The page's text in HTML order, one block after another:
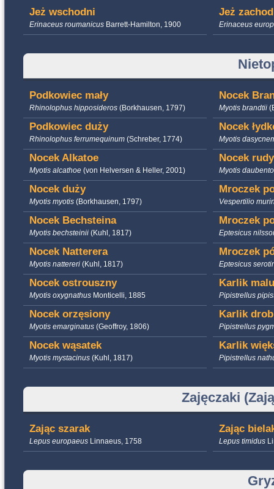
Jeż wschodni
Erinaceus roumanicus Barrett-Hamilton, 1900
Jeż
Erinaceus
Podkowiec mały
Rhinolophus hipposideros (Borkhausen, 1797)
Nocek
Myotis brandtii
Podkowiec duży
Rhinolophus ferrumequinum (Schreber, 1774)
Nocek
Myotis
Nocek Alkatoe
Myotis alcathoe (von Helversen & Heller, 2001)
Nocek rudy
Myotis
Nocek duży
Myotis myotis (Borkhausen, 1797)
Mroczek
Vespertilio
Nocek Bechsteina
Myotis bechsteinii (Kuhl, 1817)
Mroczek
Eptesicus
Nocek Natterera
Myotis nattereri (Kuhl, 1817)
Mroczek
Eptesicus
Nocek ostrouszny
Myotis oxygnathus Monticelli, 1885
Karlik
Pipistrellus
Nocek orzęsiony
Myotis emarginatus (Geoffroy, 1806)
Karlik
Pipistrellus
Nocek wąsatek
Myotis mystacinus (Kuhl, 1817)
Karlik
Pipistrellus
Zajęczaki
Zając szarak
Lepus europaeus Linnaeus, 1758
Zając
Lepus timidus